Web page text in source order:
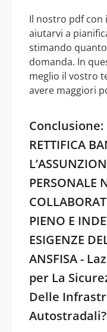
Il nostro pdf
aiutarvi a
stimando
domanda. In
meglio il vostro
avere maggiori
RETTIFICA
PERSONALE
PIENO E
ESIGENZE
ANSFISA -
per La
Delle
Autostradali?